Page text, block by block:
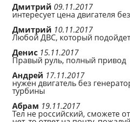
Дмитрий 09.11.2017
интересует цена двигателя
Дмитрий 10.11.2017
Любой ДВС, который подойдет
Денис 15.11.2017
Правый руль, полный привод
Андрей 17.11.2017
нужен двигатель без
турбины
Абрам 19.11.2017
Тел не российский, сможете